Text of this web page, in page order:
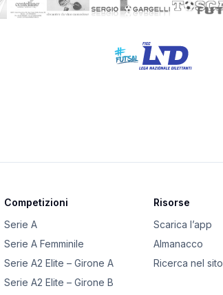
Competizioni
Serie A
Serie A Femminile
Serie A2 Elite – Girone A
Serie A2 Elite – Girone B
Risorse
Scarica l’app
Almanacco
Ricerca nel sito